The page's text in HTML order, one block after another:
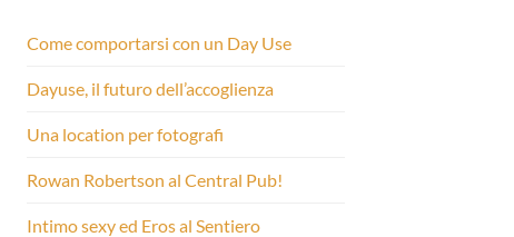
Come comportarsi con un Day Use
Dayuse, il futuro dell’accoglienza
Una location per fotografi
Rowan Robertson al Central Pub!
Intimo sexy ed Eros al Sentiero